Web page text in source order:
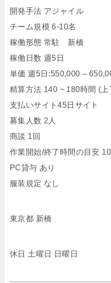
開発手法 アジャイル
チーム規模 6-10名
稼働形態 常駐 新橋
稼働日数 週5日
単価 週5日:550,000 –
精算方法 140 ~ 180時間 (上
支払いサイト45日サイト
募集人数 2人
商談 1回
作業開始/終了時間の目安
PC貸与 あり
服装規定 なし
東京都 新橋
休日 土曜日 日曜日